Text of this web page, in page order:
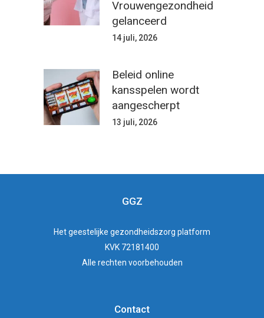
Vrouwengezondheid
gelanceerd
14 juli, 2026
Beleid online
kansspelen wordt
aangescherpt
13 juli, 2026
GGZ
Hetgeestelijke gezondheidszorg platform
KVK 72181400
Alle rechten voorbehouden
Contact